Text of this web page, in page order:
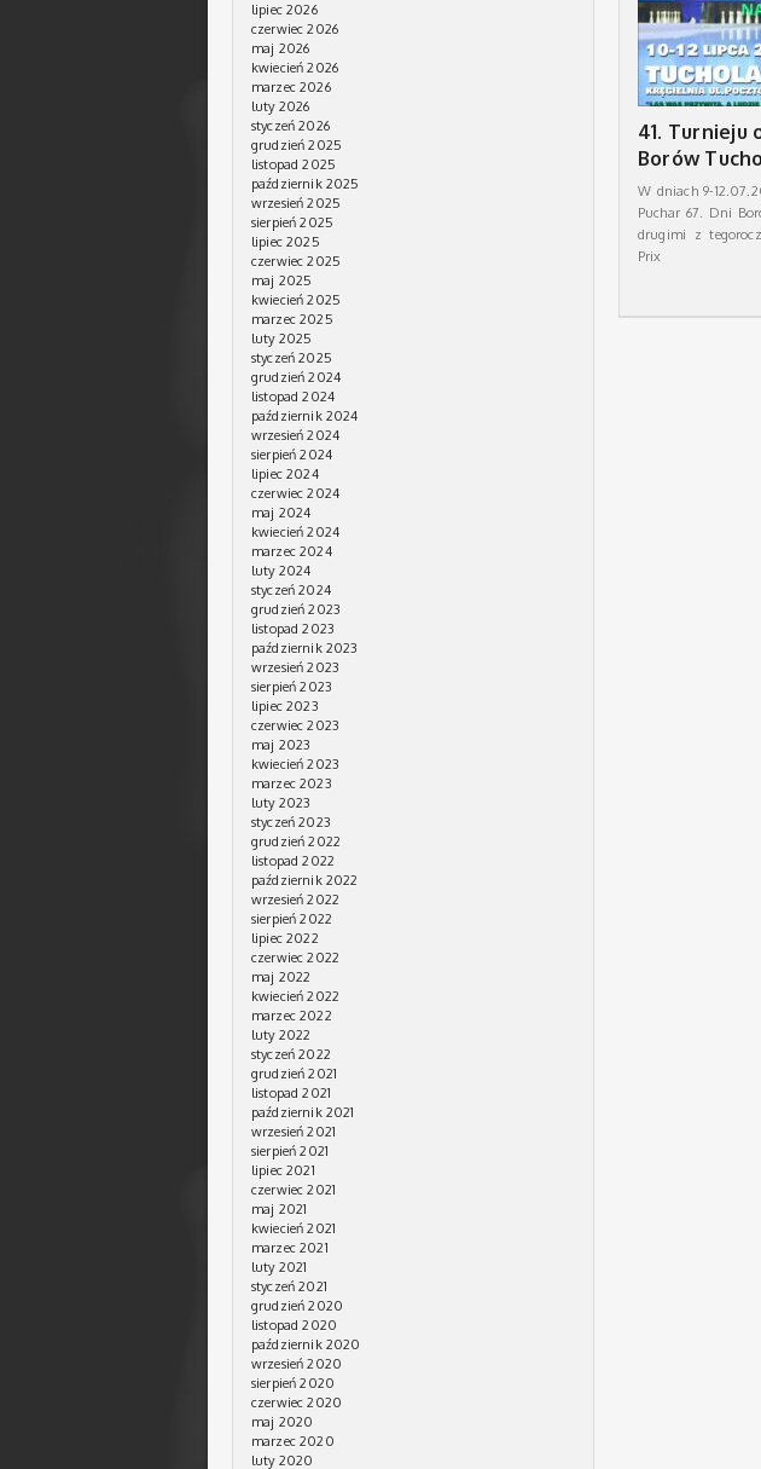
41. Turnieju
Borów
W dniach 9-
Puchar 67. Dni
drugimi z
Prix
lipiec 2026
czerwiec 2026
maj 2026
kwiecień 2026
marzec 2026
luty 2026
styczeń 2026
grudzień 2025
listopad 2025
październik 2025
wrzesień 2025
sierpień 2025
lipiec 2025
czerwiec 2025
maj 2025
kwiecień 2025
marzec 2025
luty 2025
styczeń 2025
grudzień 2024
listopad 2024
październik 2024
wrzesień 2024
sierpień 2024
lipiec 2024
czerwiec 2024
maj 2024
kwiecień 2024
marzec 2024
luty 2024
styczeń 2024
grudzień 2023
listopad 2023
październik 2023
wrzesień 2023
sierpień 2023
lipiec 2023
czerwiec 2023
maj 2023
kwiecień 2023
marzec 2023
luty 2023
styczeń 2023
grudzień 2022
listopad 2022
październik 2022
wrzesień 2022
sierpień 2022
lipiec 2022
czerwiec 2022
maj 2022
kwiecień 2022
marzec 2022
luty 2022
styczeń 2022
grudzień 2021
listopad 2021
październik 2021
wrzesień 2021
sierpień 2021
lipiec 2021
czerwiec 2021
maj 2021
kwiecień 2021
marzec 2021
luty 2021
styczeń 2021
grudzień 2020
listopad 2020
październik 2020
wrzesień 2020
sierpień 2020
czerwiec 2020
maj 2020
marzec 2020
luty 2020